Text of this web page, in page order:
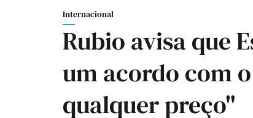
Internacional
Rubio avisa que
um acordo com
qualquer preço"